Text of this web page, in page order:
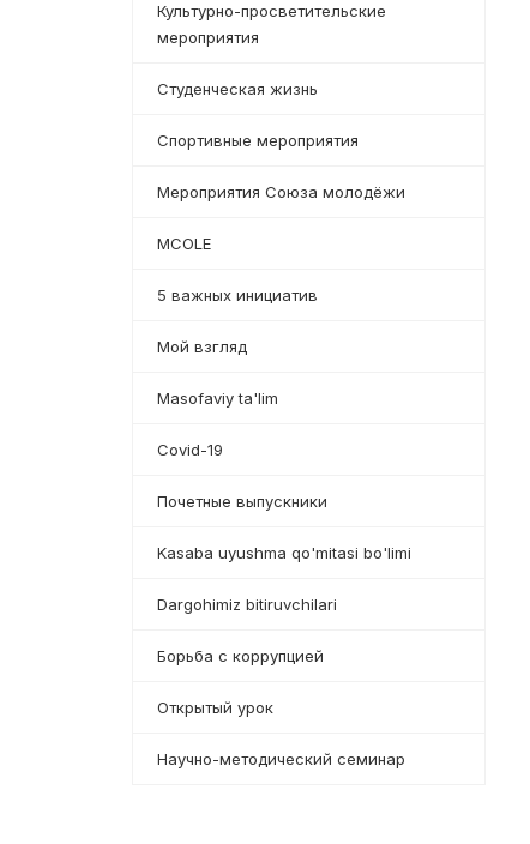
Культурно-просветительские
мероприятия
Студенческая жизнь
Спортивные мероприятия
Мероприятия Союза молодёжи
MCOLE
5 важных инициатив
Мой взгляд
Masofaviy ta'lim
Covid-19
Почетные выпускники
Kasaba uyushma qo'mitasi bo'limi
Dargohimiz bitiruvchilari
Борьба с коррупцией
Открытый урок
Научно-методический семинар